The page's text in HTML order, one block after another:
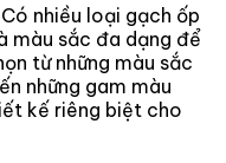
Có nhiều loại gạch ốp
màu sắc đa dạng để
từ những màu sắc
những gam màu
kế riêng biệt cho